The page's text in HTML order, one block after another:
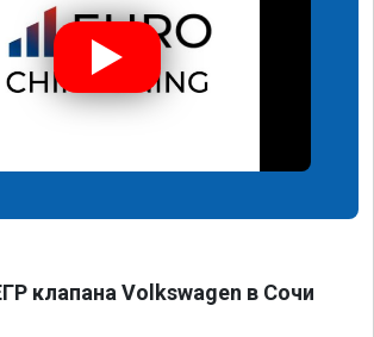
клапана Volkswagen в Сочи